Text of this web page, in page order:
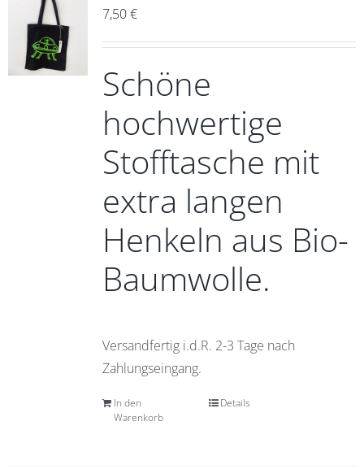
7,50€
Schöne
hochwertige
Stofftasche mit
extra langen
Henkeln aus Bio-
Baumwolle.
Versandfertig i.d.R. 2-3 Tage nach
Zahlungseingang.
In den
Warenkorb
Details